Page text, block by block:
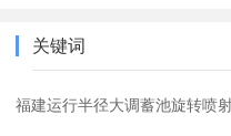
关键词
福建运行半径大调蓄池旋转喷